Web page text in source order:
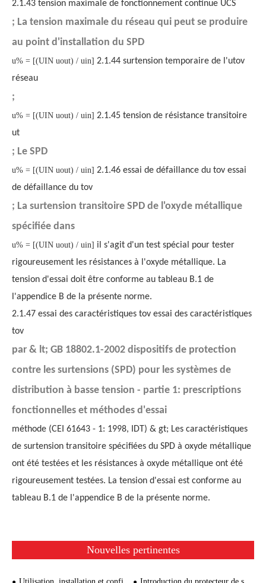
2.1.43 tension maximale de fonctionnement continue UCS
; La tension maximale du réseau qui peut se produire
au point d'installation du SPD
u% = [(UIN uout) / uin] 2.1.44 surtension temporaire de l'utov
réseau
;
u% = [(UIN uout) / uin] 2.1.45 tension de résistance transitoire
ut
; Le SPD
u% = [(UIN uout) / uin] 2.1.46 essai de défaillance du tov essai
de défaillance du tov
; La surtension transitoire SPD de l'oxyde métallique
spécifiée dans
u% = [(UIN uout) / uin] il s'agit d'un test spécial pour tester
rigoureusement les résistances à l'oxyde métallique. La
tension d'essai doit être conforme au tableau B.1 de
l'appendice B de la présente norme.
2.1.47 essai des caractéristiques tov essai des caractéristiques
tov
par & lt; GB 18802.1-2002 dispositifs de protection
contre les surtensions (SPD) pour les systèmes de
distribution à basse tension - partie 1: prescriptions
fonctionnelles et méthodes d'essai
méthode (CEI 61643 - 1: 1998, IDT) & gt; Les caractéristiques
de surtension transitoire spécifiées du SPD à oxyde métallique
ont été testées et les résistances à oxyde métallique ont été
rigoureusement testées. La tension d'essai est conforme au
tableau B.1 de l'appendice B de la présente norme.
Nouvelles pertinentes